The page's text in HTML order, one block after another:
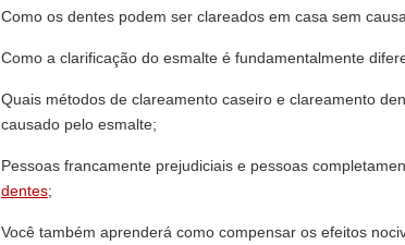
Como os dentes podem ser clareados em casa sem
Como a clarificação do esmalte é fundamentalmente
Quais métodos de clareamento caseiro e clareamento
causado pelo esmalte;
Pessoas francamente prejudiciais e pessoas
dentes;
Você também aprenderá como compensar os efeitos